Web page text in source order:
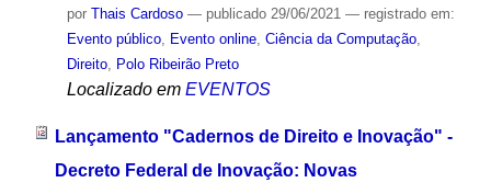
por Thais Cardoso — publicado29/06/2021 — registrado em:
Evento público, Evento online, Ciência da Computação,
Direito, Polo Ribeirão Preto
Localizado em EVENTOS
Lançamento "Cadernos de Direito e Inovação" -
Decreto Federal de Inovação: Novas